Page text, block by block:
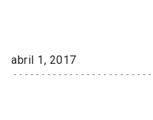
abril 1, 2017